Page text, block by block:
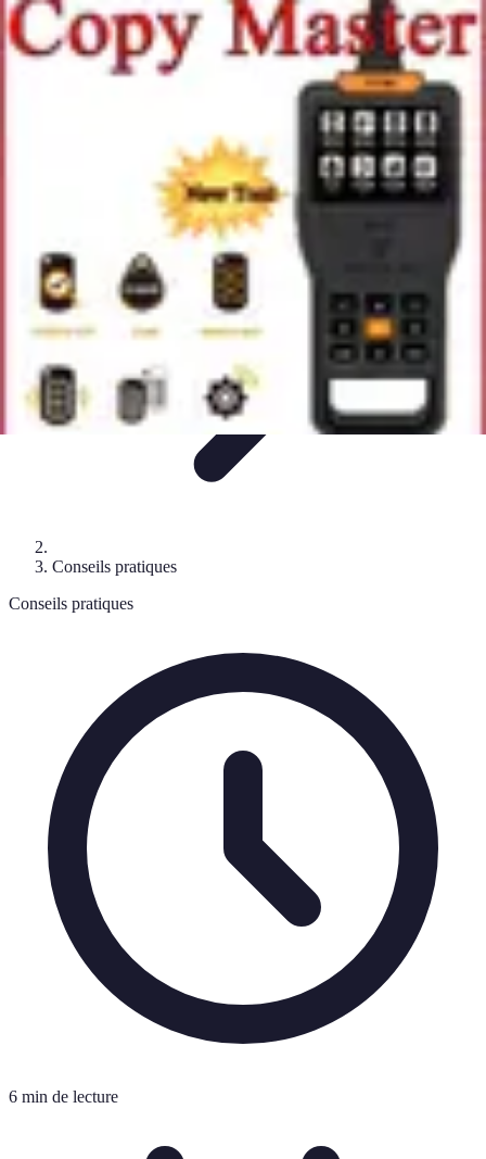
Trouver un Serrurier
Conseils pratiques
Choisir un serrurierRecherche de
serrurier Conseils et Astuces Sécurité
Conseils pratiques
Conseils pratiques
6 min de lecture